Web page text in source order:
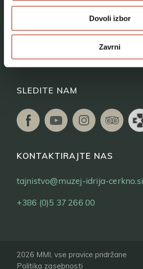
Dovoli izbor
Zavrni
Kje smo
SLEDITE NAM
KONTAKTIRAJTE NAS
tajnistvo@muzej-idrija-cerkno.si
+386 (0)5 37 266 00
2026 MMI, vse pravice pridržane
Politika zasebnosti